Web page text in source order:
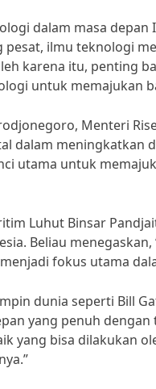
dalam masa
pesat, ilmu teknologi
karena itu, penting
untuk memajukan
Menteri
dalam meningkatkan
utama untuk
Luhut Binsar
Beliau
fokus utama
dunia seperti Bill
yang penuh
yang bisa dilakukan